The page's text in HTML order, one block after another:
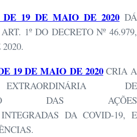
DE 19 DE MAIO DE 2020 DÁ
1º DO DECRETO Nº 46.979,
19 DE MAIO DE 2020 CRIA A
DE
DAS AÇÕES
DA COVID-19, E